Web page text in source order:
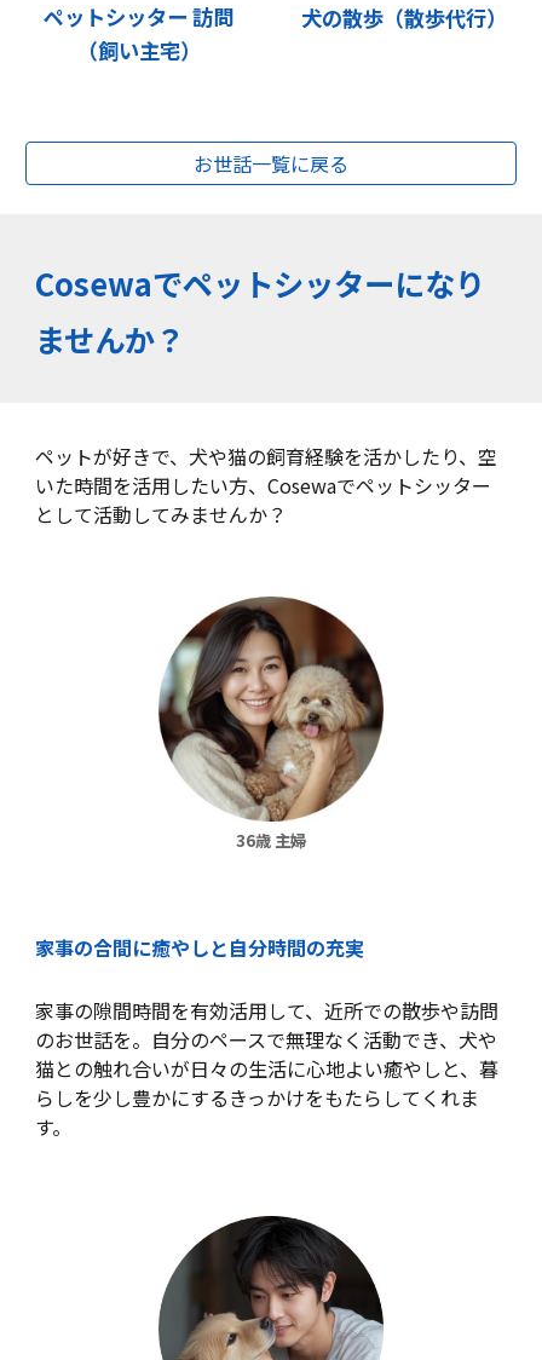
ペットシッター 訪問
（飼い主宅）
犬の散歩（散歩代行）
お世話一覧に戻る
Cosewaでペットシッターになり
ませんか？
ペットが好きで、犬や猫の飼育経験を活かしたり、空
いた時間を活用したい方、Cosewaでペットシッター
として活動してみませんか？
36歳 主婦
家事の合間に癒やしと自分時間の充実
家事の隙間時間を有効活用して、近所での散歩や訪問
のお世話を。自分のペースで無理なく活動でき、犬や
猫との触れ合いが日々の生活に心地よい癒やしと、暮
らしを少し豊かにするきっかけをもたらしてくれま
す。